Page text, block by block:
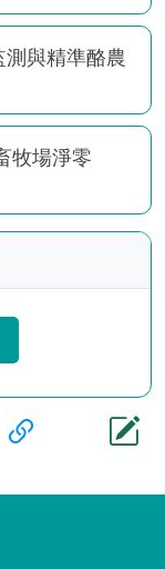
與精準酪農
牧場淨零